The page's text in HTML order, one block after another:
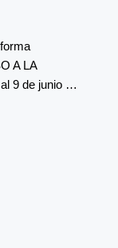
A LA
9 de junio …